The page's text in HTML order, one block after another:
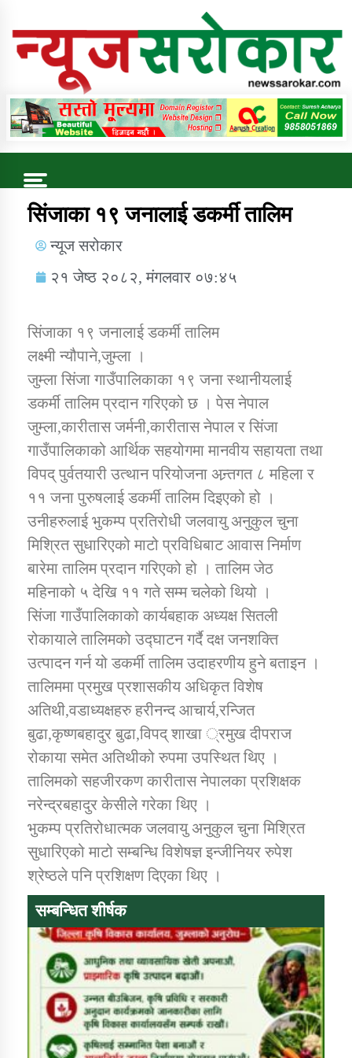
Online News Portal
Trending Now
डिभिजन कार्यालय जुम्लाको सुचना सन्देश
कर्णाली प्रविधि शिक्षालय जुम्लाको सुचना
सामाजिक बिकास कार्यालय जुम्लाकाे सुचना
कार्यक्रम कार्यान्वयन एकाई जुम्लाको सुचना
कर्णाली प्राविधि शिक्षालय जुम्लाको सुचना
सिंजाका १९ जनालाई डकर्मी तालिम
न्यूज सरोकार
२१ जेष्ठ २०८२, मंगलवार ०७:४५
सिंजाका १९ जनालाई डकर्मी तालिम
लक्ष्मी न्यौपाने,जुम्ला ।
जुम्ला सिंजा गाउँपालिकाका १९ जना स्थानीयलाई
डकर्मी तालिम प्रदान गरिएको छ । पेस नेपाल
जुम्ला,कारीतास जर्मनी,कारीतास नेपाल र सिंजा
गाउँपालिकाको आर्थिक सहयोगमा मानवीय सहायता तथा
विपद् पुर्वतयारी उत्थान परियोजना अन्र्तगत ८ महिला र
११ जना पुरुषलाई डकर्मी तालिम दिइएको हो ।
उनीहरुलाई भुकम्प प्रतिरोधी जलवायु अनुकुल चुना
मिश्रित सुधारिएको माटो प्रविधिबाट आवास निर्माण
बारेमा तालिम प्रदान गरिएको हो । तालिम जेठ
महिनाको ५ देखि ११ गते सम्म चलेको थियो ।
सिंजा गाउँपालिकाको कार्यबहाक अध्यक्ष सितली
रोकायाले तालिमको उद्घाटन गर्दै दक्ष जनशक्ति
उत्पादन गर्न यो डकर्मी तालिम उदाहरणीय हुने बताइन ।
तालिममा प्रमुख प्रशासकीय अधिकृत विशेष
अतिथी,वडाध्यक्षहरु हरीनन्द आचार्य,रन्जित
बुढा,कृष्णबहादुर बुढा,विपद् शाखा ्रमुख दीपराज
रोकाया समेत अतिथीको रुपमा उपस्थित थिए ।
तालिमको सहजीरकण कारीतास नेपालका प्रशिक्षक
नरेन्द्रबहादुर केसीले गरेका थिए ।
भुकम्प प्रतिरोधात्मक जलवायु अनुकुल चुना मिश्रित
सुधारिएको माटो सम्बन्धि विशेषज्ञ इन्जीनियर रुपेश
श्रेष्ठले पनि प्रशिक्षण दिएका थिए ।
सम्बन्धित शीर्षक